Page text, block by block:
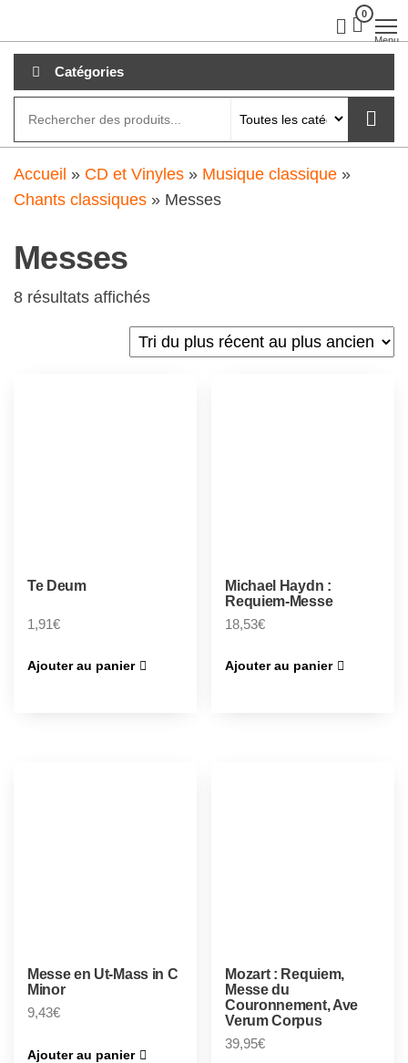
au
contenu
0
Menu
Catégories
Accueil » CD et Vinyles » Musique classique »
Chants classiques » Messes
Messes
8 résultats affichés
Te Deum
1,91€
Ajouter au panier
Michael Haydn :
Requiem-Messe
18,53€
Ajouter au panier
Messe en Ut-Mass in C
Minor
9,43€
Ajouter au panier
Mozart : Requiem,
Messe du
Couronnement, Ave
Verum Corpus
39,95€